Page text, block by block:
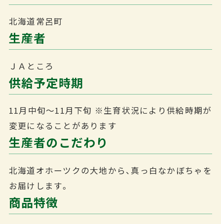
北海道常呂町
生産者
ＪＡところ
供給予定時期
11月中旬～11月下旬 ※生育状況により供給時期が
変更になることがあります
生産者のこだわり
北海道オホーツクの大地から、真っ白なかぼちゃを
お届けします。
商品特徴